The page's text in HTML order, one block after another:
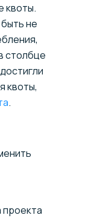
квоты.
не
столбце
квоты,
.
проекта